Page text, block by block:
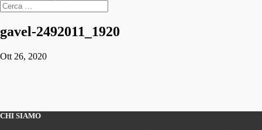
gavel-2492011_1920
Ott 26, 2020
CHI SIAMO